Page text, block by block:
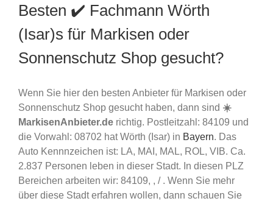
Besten ✔️ Fachmann Wörth
(Isar)s für Markisen oder
Sonnenschutz Shop gesucht?
Wenn Sie hier den besten Anbieter für Markisen oder
Sonnenschutz Shop gesucht haben, dann sind ☀️
MarkisenAnbieter.de richtig. Postleitzahl: 84109 und
die Vorwahl: 08702 hat Wörth (Isar) in Bayern. Das
Auto Kennnzeichen ist: LA, MAI, MAL, ROL, VIB. Ca.
2.837 Personen leben in dieser Stadt. In diesen PLZ
Bereichen arbeiten wir: 84109, , / . Wenn Sie mehr
über diese Stadt erfahren wollen, dann schauen Sie